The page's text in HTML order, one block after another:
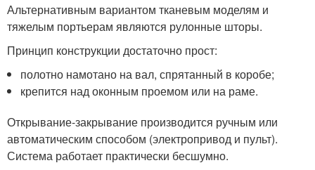
Альтернативным вариантом тканевым моделям и
тяжелым портьерам являются рулонные шторы.
Принцип конструкции достаточно прост:
полотно намотано на вал, спрятанный в коробе;
крепится над оконным проемом или на раме.
Открывание-закрывание производится ручным или
автоматическим способом (электропривод и пульт).
Система работает практически бесшумно.